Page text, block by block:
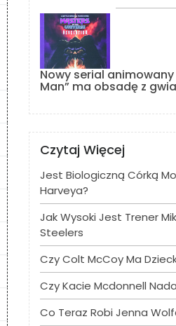
Nowy serial animowany
Man” ma obsadę z
Czytaj Więcej
Jest Biologiczną Córką
Harveya?
Jak Wysoki Jest Trener
Steelers
Czy Colt McCoy Ma
Czy Kacie Mcdonnell
Co Teraz Robi Jenna